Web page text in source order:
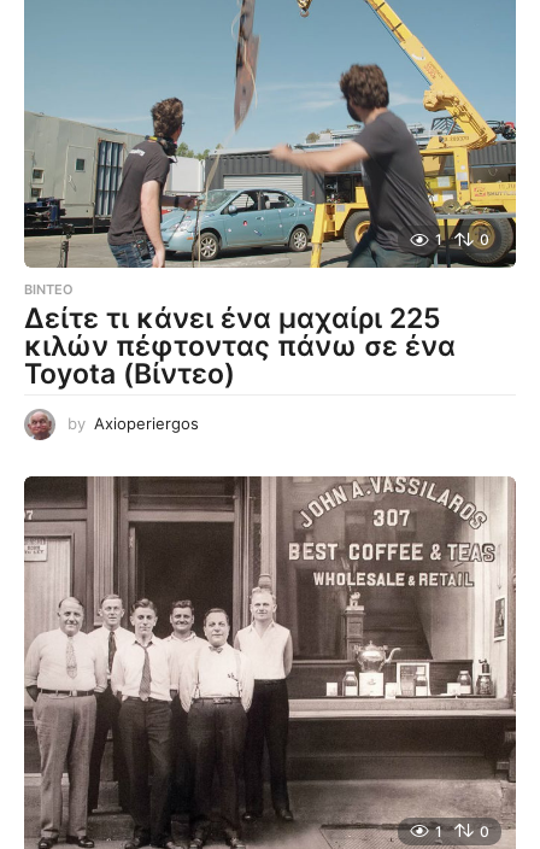
1 0
ΒΊΝΤΕΟ
Δείτε τι κάνει ένα μαχαίρι 225
κιλών πέφτοντας πάνω σε ένα
Toyota (Βίντεο)
by Axioperiergos
1 0